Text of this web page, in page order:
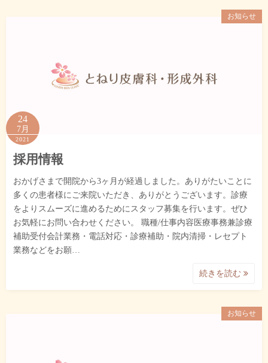
お知らせ
24
7月
2021
採用情報
おかげさまで開院から3ヶ月が経過しました。ありがたいことに
多くの患者様にご来院いただき、ありがとうございます。診療
をよりスムーズに進めるためにスタッフ募集を行います。ぜひ
お気軽にお問い合わせください。 職種/仕事内容医療事務兼診療
補助受付会計業務・電話対応・診療補助・院内清掃・レセプト
業務などをお願…
続きを読む
お知らせ